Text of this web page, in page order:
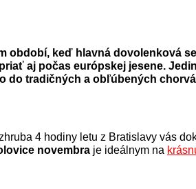
keď hlavná dovolenková
aj počas európskej jesene.
tradičných a obľúbených
4 hodiny letu z Bratislavy vás
novembra je ideálnym na